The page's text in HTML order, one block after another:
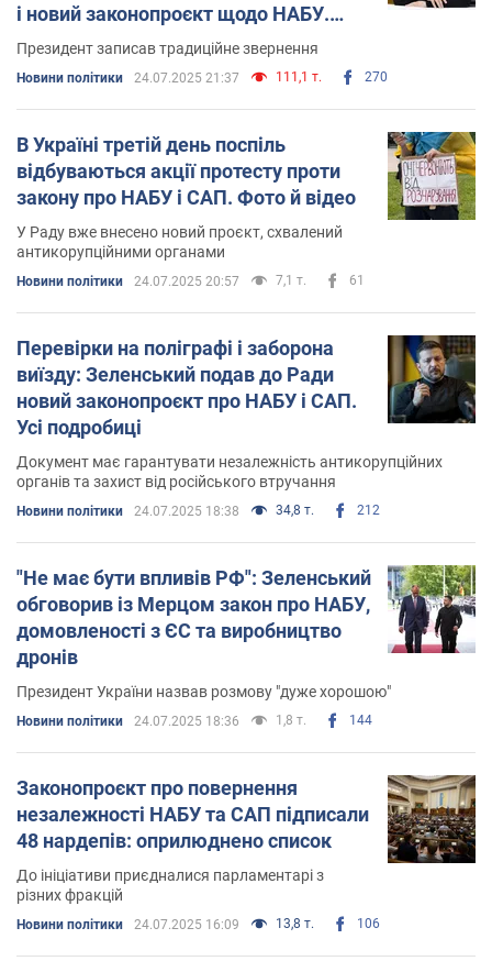
і новий законопроєкт щодо НАБУ.
Відео
Президент записав традиційне звернення
Новини політики 24.07.2025 21:37 111,1 т. 270
В Україні третій день поспіль
відбуваються акції протесту проти
закону про НАБУ і САП. Фото й відео
У Раду вже внесено новий проєкт, схвалений
антикорупційними органами
Новини політики 24.07.2025 20:57 7,1 т. 61
Перевірки на поліграфі і заборона
виїзду: Зеленський подав до Ради
новий законопроєкт про НАБУ і САП.
Усі подробиці
Документ має гарантувати незалежність антикорупційних
органів та захист від російського втручання
Новини політики 24.07.2025 18:38 34,8 т. 212
"Не має бути впливів РФ": Зеленський
обговорив із Мерцом закон про НАБУ,
домовленості з ЄС та виробництво
дронів
Президент України назвав розмову "дуже хорошою"
Новини політики 24.07.2025 18:36 1,8 т. 144
Законопроєкт про повернення
незалежності НАБУ та САП підписали
48 нардепів: оприлюднено список
До ініціативи приєдналися парламентарі з
різних фракцій
Новини політики 24.07.2025 16:09 13,8 т. 106